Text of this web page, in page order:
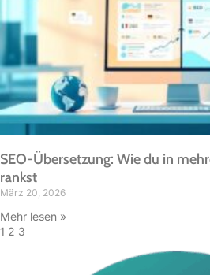
SEO-Übersetzung: Wie du in
rankst
März 20, 2026
Mehr lesen »
1 2 3